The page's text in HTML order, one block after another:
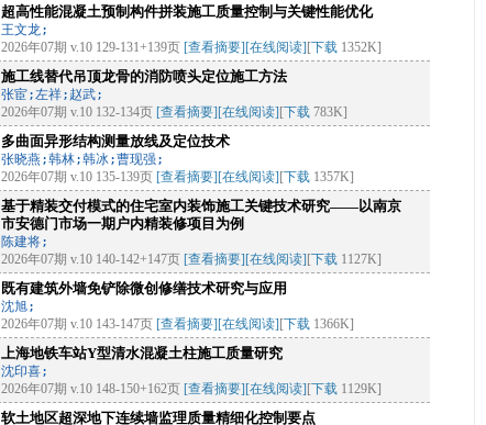
超高性能混凝土预制构件拼装施工质量控制与关键性能优化
王文龙;
2026年07期 v.10 129-131+139页 [查看摘要][在线阅读] [下载 1352K]
施工线替代吊顶龙骨的消防喷头定位施工方法
张宦;左祥;赵武;
2026年07期 v.10 132-134页 [查看摘要][在线阅读] [下载 783K]
多曲面异形结构测量放线及定位技术
张晓燕;韩林;韩冰;曹现强;
2026年07期 v.10 135-139页 [查看摘要][在线阅读] [下载 1357K]
基于精装交付模式的住宅室内装饰施工关键技术研究——以南京
市安德门市场一期户内精装修项目为例
陈建将;
2026年07期 v.10 140-142+147页 [查看摘要][在线阅读] [下载 1127K]
既有建筑外墙免铲除微创修缮技术研究与应用
沈旭;
2026年07期 v.10 143-147页 [查看摘要][在线阅读] [下载 1366K]
上海地铁车站Y型清水混凝土柱施工质量研究
沈印喜;
2026年07期 v.10 148-150+162页 [查看摘要][在线阅读] [下载 1129K]
软土地区超深地下连续墙监理质量精细化控制要点